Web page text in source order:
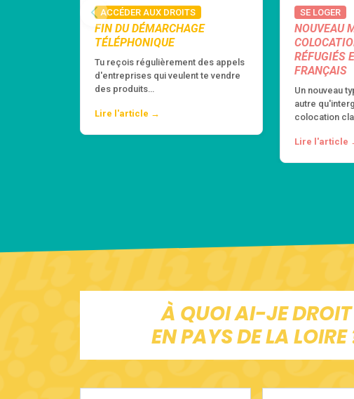
ACCÉDER AUX DROITS
FIN DU DÉMARCHAGE
TÉLÉPHONIQUE
Tu reçois régulièrement des appels
d'entreprises qui veulent te vendre
des produits…
Lire l'article →
SE LOGER
NOUVEAU
RÉFUGIÉS
FRANÇAIS
Un nouveau
autre
colocation
Lire l'article
À QUOI AI-JE DROIT
EN PAYS DE LA LOIRE